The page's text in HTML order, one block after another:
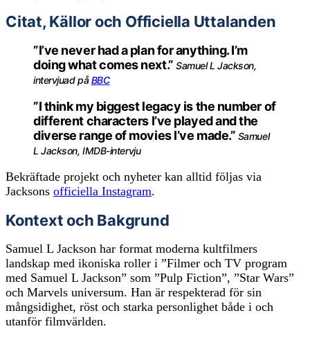
Citat, Källor och Officiella Uttalanden
”I’ve never had a plan for anything. I’m
doing what comes next.”Samuel L Jackson,
intervjuad påBBC
”I think my biggest legacy is the number of
different characters I’ve played and the
diverse range of movies I’ve made.” Samuel
L Jackson, IMDB-intervju
Bekräftade projekt och nyheter kan alltid följas via
Jacksons officiella Instagram.
Kontext och Bakgrund
Samuel L Jackson har format moderna kultfilmers
landskap med ikoniska roller i ”Filmer och TV program
med Samuel L Jackson” som ”Pulp Fiction”, ”Star Wars”
och Marvels universum. Han är respekterad för sin
mångsidighet, röst och starka personlighet både i och
utanför filmvärlden.